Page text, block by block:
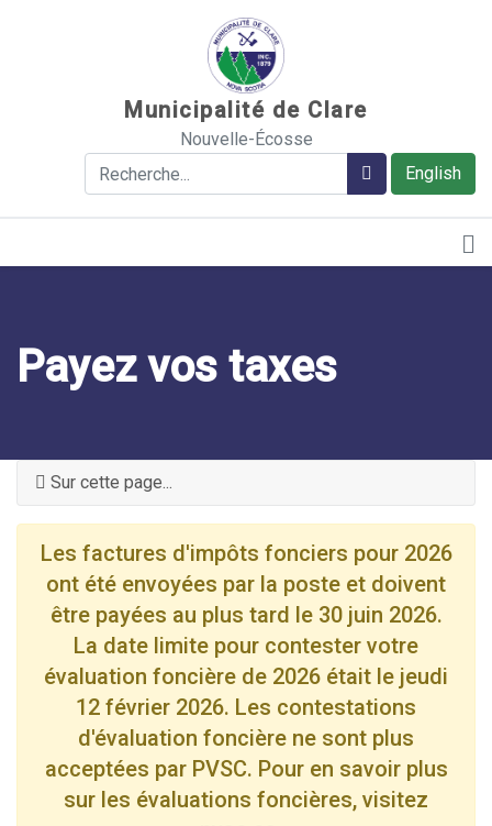
Municipalité de Clare
Nouvelle-Écosse
English
Rechercher Rechercher
Payez vos taxes
Sur cette page...
Les factures d'impôts fonciers pour 2026
ont été envoyées par la poste et doivent
être payées au plus tard le 30 juin 2026.
La date limite pour contester votre
évaluation foncière de 2026 était le jeudi
12 février 2026. Les contestations
d'évaluation foncière ne sont plus
acceptées par PVSC. Pour en savoir plus
sur les évaluations foncières, visitez